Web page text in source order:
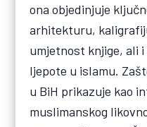
ona objedinjuje
arhitekturu,
umjetnost knjige, ali
ljepote u islamu.
u BiH prikazuje kao
muslimanskog